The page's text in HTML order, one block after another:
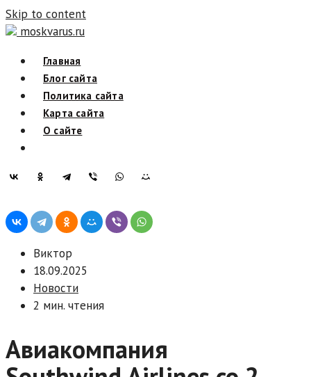
Skip to content
moskvarus.ru
Главная
Блог сайта
Политика сайта
Карта сайта
О сайте
Виктор
18.09.2025
Новости
2 мин. чтения
Авиакомпания